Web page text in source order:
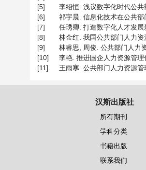
[5]
李绍恒. 浅议数字化时代公
[6]
祁宇晨. 信息化技术在公共
[7]
任琇卿. 打造数字化人才发
[8]
林金红. 我国公共部门人力
[9]
林睿思, 周俊. 公共部门人力
[10]
李艳. 推进国企人力资源管
[11]
王雨寒. 公共部门人力资源
汉斯出版社
所有期刊
学科分类
书籍出版
联系我们